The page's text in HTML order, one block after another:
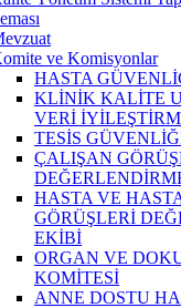
ve Komisyonlar
HASTA
KLİNİK KALİTE
VERİ
TESİS
ÇALIŞAN
HASTA VE
GÖRÜŞLERİ
EKİBİ
ORGAN VE
KOMİTESİ
ANNE DOSTU